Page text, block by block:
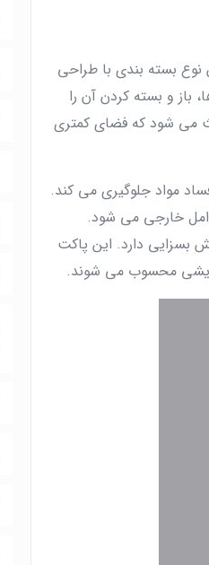
بسته‌ بندی با طراحی
باز و بسته کردن آن را
می‌ شود که فضای کمتری
مواد جلوگیری می‌ کند.
خارجی می‌ شود.
بسزایی دارد. این پاکت‌
آرایشی محسوب می‌ شوند.